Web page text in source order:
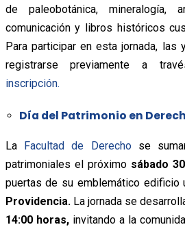
de paleobotánica, mineralogía,
comunicación y libros históricos
Para participar en esta jornada,
registrarse previamente a
inscripción.
Día del Patrimonio en
La Facultad de Derechose
patrimoniales el próximo sábado
puertas de su emblemático edificio
Providencia. La jornada se
14:00 horas,invitando a la